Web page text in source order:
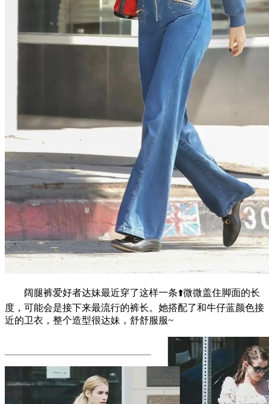
阔腿裤爱好者达妹最近穿了这样一条⬆️微微盖住脚面的长
度，可能会是接下来最流行的裤长。她搭配了和牛仔蓝颜色接
近的卫衣，整个造型很达妹，舒舒服服~